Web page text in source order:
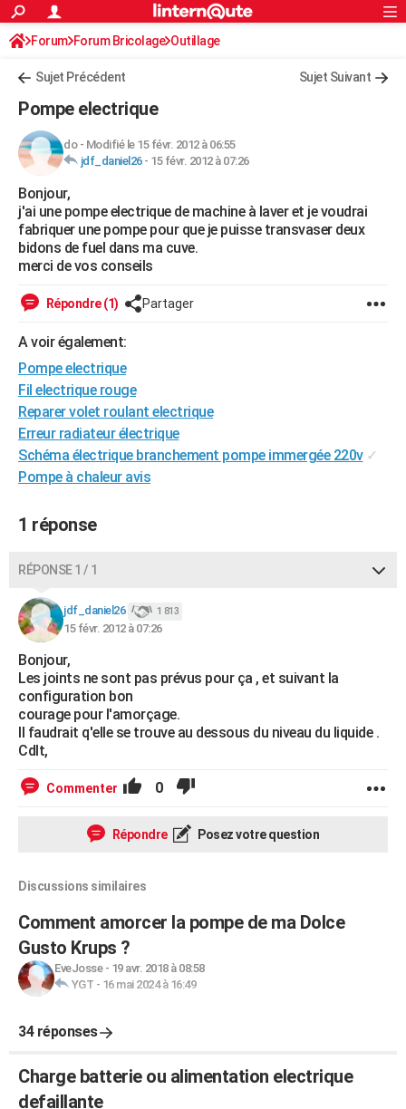
ACTUALITÉS
Politique
Société
Faits Divers
Education
Monde
Villes
+
FINANCE
Retraite
Impôts
Epargne
Immobilier
Risques naturels par ville
Banque
Assurance
Crédit
AUTO
Essais
Réserver un essai
Citadines
Berlines
SUV
Forum auto
+HIGH-TECH
Mobiles
Meilleur smartphone
Internet
Ordinateurs
Jeux vidéo
Guide high-tech
+BRICOLAGE
Forum
Aménagement intérieur
Extérieur
Cuisine
Salle de bains
Jardinage
Rangement
Guides de France
Escapades
Patrimoine
Expositions
Musées
Week-end nature
Art de vivre
Bien-être
Loisirs
Mode
Modes de vie
Alimentation
Guide de la santé
Maladies
Médicaments
Sommeil
VOYAGE
Destinations
City break
Voyage nature
Voyage de noces
Forum
Climat
PHOTO
GUIDES D'ACHAT
CARTE DE VOEUX
Carte de Noël
Carte Bonne année
Carte Saint-Valentin
Carte Pâques
Carte d'anniversaire
DICTIONNAIRE
Dictionnaire
Biographies
Citations
Expressions
Proverbes
PROGRAMME TV
S'inscrire
Se connecter
Lycées
Collèges
Primaires
Universités
Entreprises
Service militaire
Avis de recherche
AVIS DE DÉCÈS
FORUM
Bricolage
Lifestyle
Culture
Sport
Auto
Television
Voyage
Cinema
S'inscrire
Connexion
Forum Forum Bricolage Outillage
Sujet Précédent Sujet Suivant
Pompe electrique
do- Modifié le 15 févr. 2012 à 06:55
jdf_daniel26- 15 févr. 2012 à 07:26
Bonjour,
j'ai une pompe electrique de machine à laver et je voudrai
fabriquer une pompe pour que je puisse transvaser deux
bidons de fuel dans ma cuve.
merci de vos conseils
Répondre (1) Partager
A voir également:
Pompe electrique
Fil electrique rouge
Reparer volet roulant electrique
Erreur radiateur électrique
Schéma électrique branchement pompe immergée 220v ✓
Pompe à chaleur avis
1 réponse
RÉPONSE 1 / 1
jdf_daniel26 1 813
15 févr. 2012 à 07:26
Bonjour,
Les joints ne sont pas prévus pour ça , et suivant la
configuration bon
courage pour l'amorçage.
Il faudrait q'elle se trouve au dessous du niveau du liquide .
Cdlt,
Commenter 0
Répondre Posez votre question
Discussions similaires
Comment amorcer la pompe de ma Dolce
Gusto Krups ?
EveJosse- 19 avr. 2018 à 08:58
YGT - 16 mai 2024 à 16:49
34 réponses
Charge batterie ou alimentation electrique
defaillante